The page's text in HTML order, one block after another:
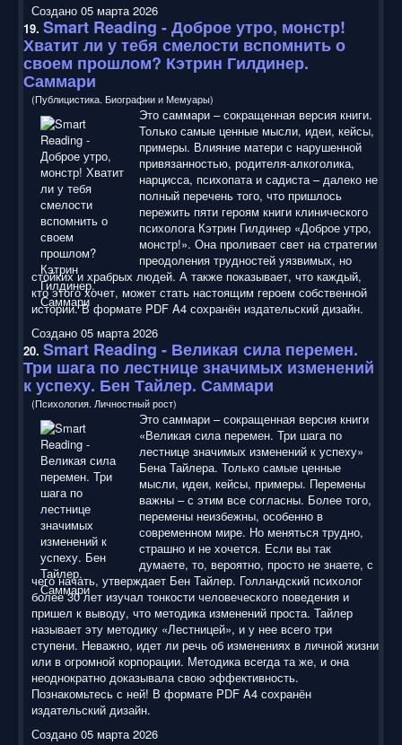
Создано 05 марта 2026
19. Smart Reading - Доброе утро, монстр!
Хватит ли у тебя смелости вспомнить о
своем прошлом? Кэтрин Гилдинер.
Саммари
(Публицистика. Биографии и Мемуары)
Это саммари – сокращенная версия книги.
Только самые ценные мысли, идеи, кейсы,
примеры. Влияние матери с нарушенной
привязанностью, родителя-алкоголика,
нарцисса, психопата и садиста – далеко не
полный перечень того, что пришлось
пережить пяти героям книги клинического
психолога Кэтрин Гилдинер «Доброе утро,
монстр!». Она проливает свет на стратегии
преодоления трудностей уязвимых, но
стойких и храбрых людей. А также показывает, что каждый,
кто этого хочет, может стать настоящим героем собственной
истории. В формате PDF A4 сохранён издательский дизайн.
Создано 05 марта 2026
20. Smart Reading - Великая сила перемен.
Три шага по лестнице значимых изменений
к успеху. Бен Тайлер. Саммари
(Психология. Личностный рост)
Это саммари – сокращенная версия книги
«Великая сила перемен. Три шага по
лестнице значимых изменений к успеху»
Бена Тайлера. Только самые ценные
мысли, идеи, кейсы, примеры. Перемены
важны – с этим все согласны. Более того,
перемены неизбежны, особенно в
современном мире. Но меняться трудно,
страшно и не хочется. Если вы так
думаете, то, вероятно, просто не знаете, с
чего начать, утверждает Бен Тайлер. Голландский психолог
более 30 лет изучал тонкости человеческого поведения и
пришел к выводу, что методика изменений проста. Тайлер
называет эту методику «Лестницей», и у нее всего три
ступени. Неважно, идет ли речь об изменениях в личной жизни
или в огромной корпорации. Методика всегда та же, и она
неоднократно доказывала свою эффективность.
Познакомьтесь с ней! В формате PDF A4 сохранён
издательский дизайн.
Создано 05 марта 2026